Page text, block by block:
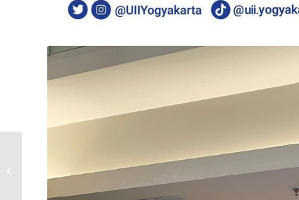
Kesehatan Holistik bagi
Tendik dan St...